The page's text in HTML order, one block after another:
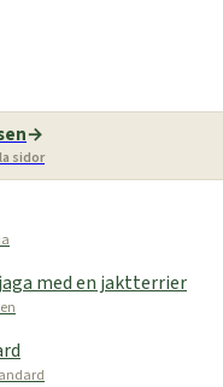
sidor
med en jaktterrier